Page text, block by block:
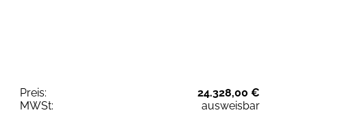
Preis:
24.328,00 €
MWSt:
ausweisbar